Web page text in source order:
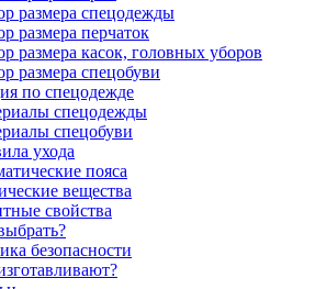
размера спецодежды
размера перчаток
размера касок, головных уборов
размера спецобуви
по спецодежде
спецодежды
спецобуви
ухода
пояса
вещества
свойства
безопасности